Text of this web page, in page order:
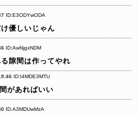
ID:E3ODYwODA
優しいじゃん
ID:AwNjgxNDM
隙間は作ってやれ
ID:I4MDE3MTU
があればいい
ID:A3MDUwMzA